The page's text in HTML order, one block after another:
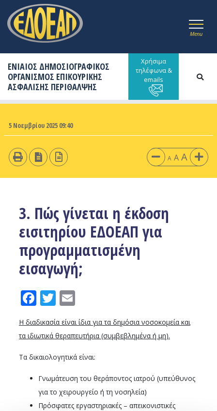
Menu
ΕΝΙΑΙΟΣ ΔΗΜΟΣΙΟΓΡΑΦΙΚΟΣ
ΟΡΓΑΝΙΣΜΟΣ ΕΠΙΚΟΥΡΙΚΗΣ
ΑΣΦΑΛΙΣΗΣ ΠΕΡΙΘΑΛΨΗΣ
Χρήσιμα
τηλέφωνα &
emails
5 Νοεμβρίου 2025 09:40
A A A
3. Πώς γίνεται η έκδοση
εισιτηρίου ΕΔΟΕΑΠ για
προγραμματισμένη
εισαγωγή;
Facebook
Twitter
Η διαδικασία είναι ίδια για τα δημόσια νοσοκομεία και
τα ιδιωτικά θεραπευτήρια (συμβεβλημένα ή μη).
Τα δικαιολογητικά είναι:
Γνωμάτευση του θεράποντος ιατρού (υπεύθυνος
για το χειρουργείο ή τη νοσηλεία)
Πρόσφατες εργαστηριακές – απεικονιστικές